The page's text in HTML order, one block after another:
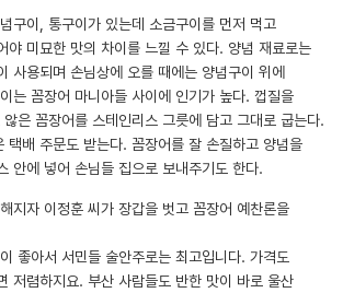
구이, 통구이가 있는데 소금구이를 먼저 먹고
야 미묘한 맛의 차이를 느낄 수 있다. 양념 재료로는
사용되며 손님상에 오를 때에는 양념구이 위에
는 꼼장어 마니아들 사이에 인기가 높다. 껍질을
은 꼼장어를 스테인리스 그릇에 담고 그대로 굽는다.
택배 주문도 받는다. 꼼장어를 잘 손질하고 양념을
안에 넣어 손님들 집으로 보내주기도 한다.
지자 이정훈 씨가 장갑을 벗고 꼼장어 예찬론을
좋아서 서민들 술안주로는 최고입니다. 가격도
저렴하지요. 부산 사람들도 반한 맛이 바로 울산